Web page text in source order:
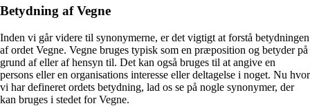
Betydning af Vegne
Inden vi går videre til synonymerne, er det vigtigt at forstå betydningen
af ordet Vegne. Vegne bruges typisk som en præposition og betyder på
grund af eller af hensyn til. Det kan også bruges til at angive en
persons eller en organisations interesse eller deltagelse i noget. Nu hvor
vi har defineret ordets betydning, lad os se på nogle synonymer, der
kan bruges i stedet for Vegne.